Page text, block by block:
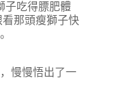
子吃得膘肥體
那頭瘦獅子快
慢慢悟出了一